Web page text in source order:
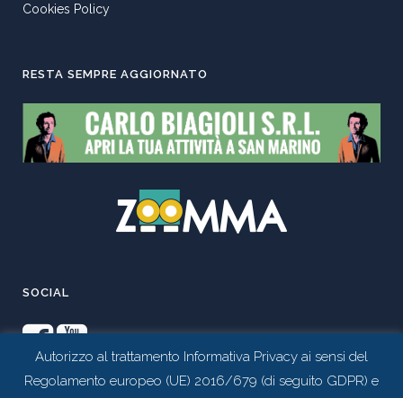
Cookies Policy
RESTA SEMPRE AGGIORNATO
SOCIAL
Autorizzo al trattamento Informativa Privacy ai sensi del
Regolamento europeo (UE) 2016/679 (di seguito GDPR) e